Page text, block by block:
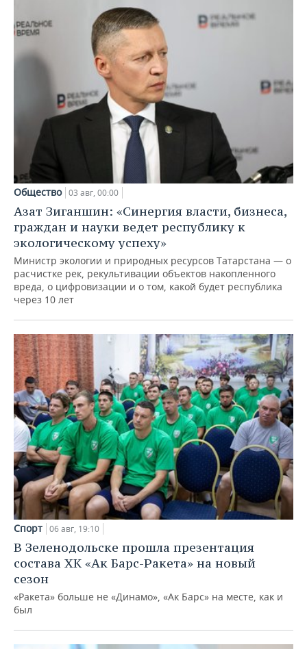
Общество 03 авг, 00:00
Азат Зиганшин: «Синергия власти, бизнеса,
граждан и науки ведет республику к
экологическому успеху»
Министр экологии и природных ресурсов Татарстана — о
расчистке рек, рекультивации объектов накопленного
вреда, о цифровизации и о том, какой будет республика
через 10 лет
Спорт 06 авг, 19:10
В Зеленодольске прошла презентация
состава ХК «Ак Барс-Ракета» на новый
сезон
«Ракета» больше не «Динамо», «Ак Барс» на месте, как и
был